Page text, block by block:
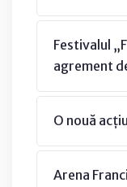
Festivalul
agrement
O nouă
Arena